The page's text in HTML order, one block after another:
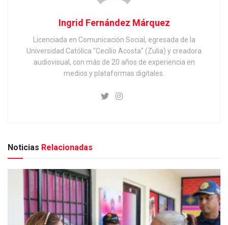
Ingrid Fernández Márquez
Licenciada en Comunicación Social, egresada de la
Universidad Católica "Cecilio Acosta" (Zulia) y creadora
audiovisual, con más de 20 años de experiencia en
medios y plataformas digitales.
Noticias Relacionadas